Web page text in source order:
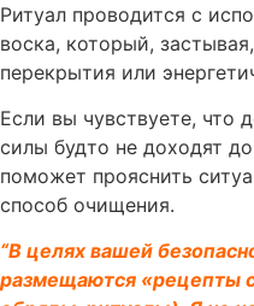
Ритуал проводится с
воска, который,
перекрытия или
Если вы чувствуете, что
силы будто не доходят
поможет прояснить
способ очищения.
“В целях вашей
размещаются «рецепты